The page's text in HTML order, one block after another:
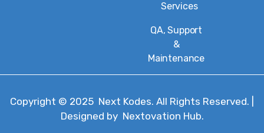
Services
QA, Support
&
Maintenance
Copyright © 2025 Next Kodes. All Rights Reserved. |
Designed by Nextovation Hub.